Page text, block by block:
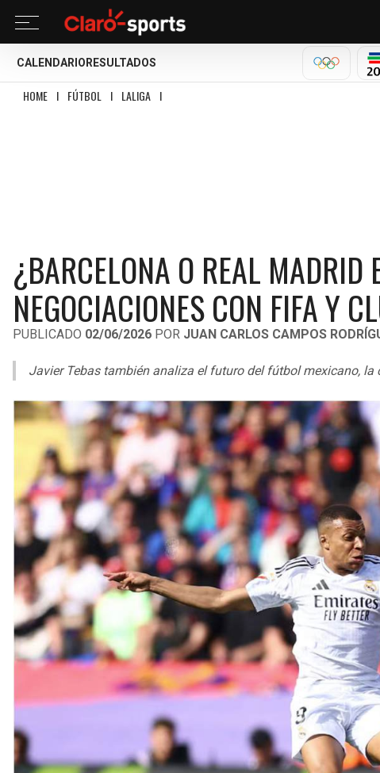
CALENDARIO RESULTADOS
HOME I FÚTBOL I LALIGA I
¿BARCELONA O REAL MADRID
NEGOCIACIONES CON FIFA Y
PUBLICADO 02/06/2026 POR JUAN CARLOS CAMPOS
Javier Tebas también analiza el futuro del fútbol mexicano,